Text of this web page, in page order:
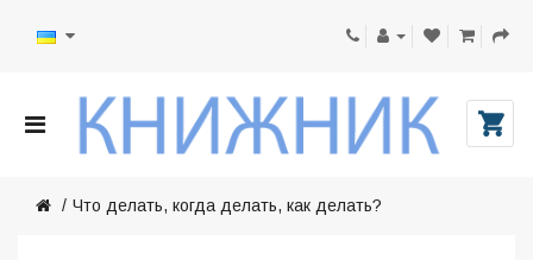
Что делать, когда делать, как делать?